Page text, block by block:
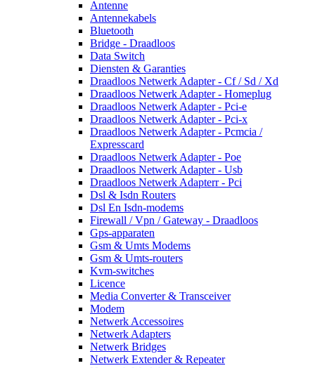
Antenne
Antennekabels
Bluetooth
Bridge - Draadloos
Data Switch
Diensten & Garanties
Draadloos Netwerk Adapter - Cf / Sd / Xd
Draadloos Netwerk Adapter - Homeplug
Draadloos Netwerk Adapter - Pci-e
Draadloos Netwerk Adapter - Pci-x
Draadloos Netwerk Adapter - Pcmcia /
Expresscard
Draadloos Netwerk Adapter - Poe
Draadloos Netwerk Adapter - Usb
Draadloos Netwerk Adapterr - Pci
Dsl & Isdn Routers
Dsl En Isdn-modems
Firewall / Vpn / Gateway - Draadloos
Gps-apparaten
Gsm & Umts Modems
Gsm & Umts-routers
Kvm-switches
Licence
Media Converter & Transceiver
Modem
Netwerk Accessoires
Netwerk Adapters
Netwerk Bridges
Netwerk Extender & Repeater